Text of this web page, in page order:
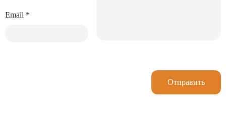
Email *
Отправить